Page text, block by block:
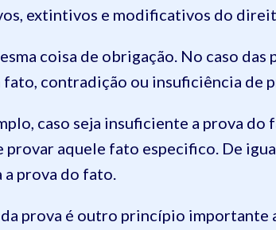
extintivos e modificativos do
coisa de obrigação. No caso
contradição ou insuficiência de
caso seja insuficiente a prova
provar aquele fato especifico. De
a prova do fato.
prova é outro princípio importante